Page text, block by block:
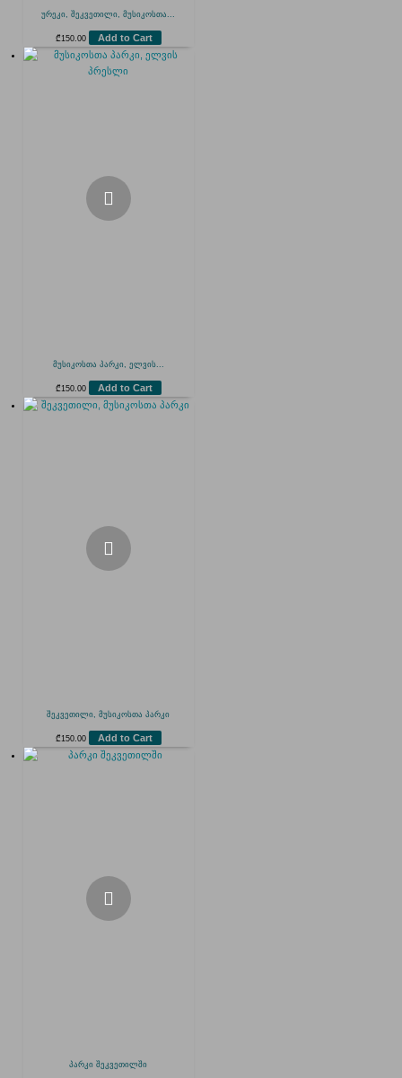
ურეკი, შეკვეთილი, მუსიკოსთა...
₾ 150.00 Add to Cart
მუსიკოსთა პარკი, ელვის...
₾ 150.00 Add to Cart
შეკვეთილი, მუსიკოსთა პარკი
₾ 150.00 Add to Cart
პარკი შეკვეთილში